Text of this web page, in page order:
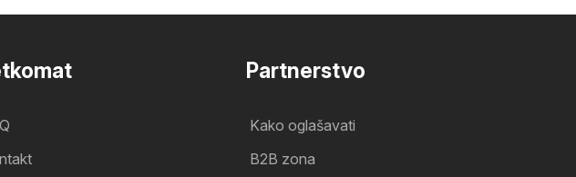
Partnerstvo
Kako oglašavati
B2B zona